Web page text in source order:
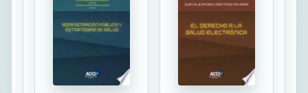
wittering affair. Nació y creció en
Manchester y actualmente reside en
Londres con su familia.